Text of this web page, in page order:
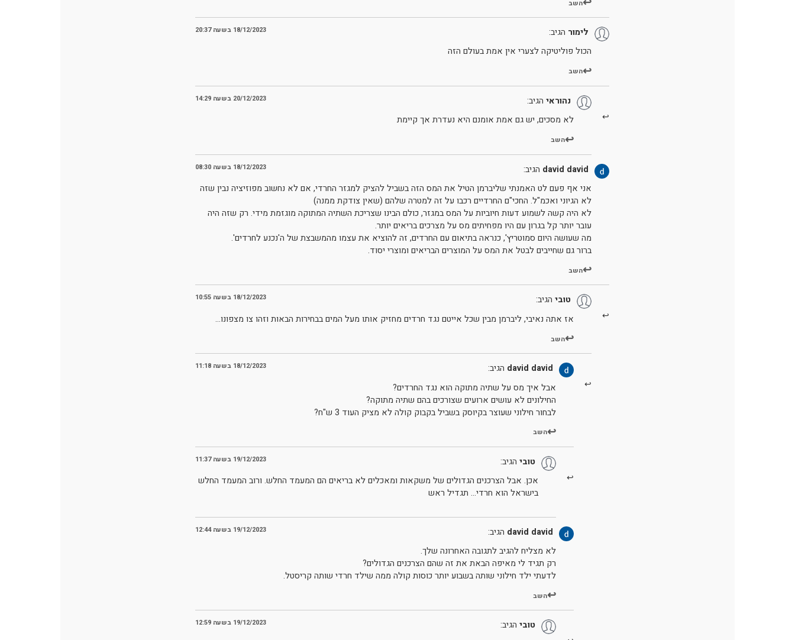
השב
לימור הגיב: 18/12/2023 בשעה 20:37
הכול פוליטיקה לצערי אין אמת בעולם הזה
השב
נהוראי הגיב: 20/12/2023 בשעה 14:29
לא מסכים, יש גם אמת אומנם היא נעדרת אך קיימת
השב
david david הגיב: 18/12/2023 בשעה 08:30
אני אף פעם לט האמנתי שליברמן הטיל את המס הזה בשביל להציק למגזר החרדי, אם לא נחשוב מפוזיציה נבין שזה
לא הגיוני ואכמ"ל. החכי"ם החרדיים רכבו על זה למטרה שלהם (שאין צודקת ממנה)
לא היה קשה לשמוע דעות חיוביות על המס במגזר, כולם הבינו שצריכת השתיה המתוקה מוגזמת מידי. רק שזה היה
עובר יותר קל בגרון עם היו מפחיתים מס על מצרכים בריאים יותר.
מה שעושה היום סמוטריץ', כנראה בתיאום עם החרדים, זה להוציא את עצמו מהמשבצת של ה'נכנע לחרדים'.
ברור גם שחייבים לבטל את המס על המוצרים הבריאים ומוצרי יסוד.
השב
טובי הגיב: 18/12/2023 בשעה 10:55
אז אתה נאיבי, ליברמן מבין שכל אייטם נגד חרדים מחזיק אותו מעל המים בבחירות הבאות וזהו צו מצפונו…
השב
david david הגיב: 18/12/2023 בשעה 11:18
אבל איך מס על שתיה מתוקה הוא נגד החרדים?
החילונים לא עושים ארועים שצורכים בהם שתיה מתוקה?
לבחור חילוני שעוצר בקיוסק בשביל בקבוק קולה לא מציק העוד 3 ש"ח?
השב
טובי הגיב: 19/12/2023 בשעה 11:37
אכן. אבל הצרכנים הגדולים של משקאות ומאכלים לא בריאים הם המעמד החלש. ורוב המעמד החלש
בישראל הוא חרדי… תגדיל ראש
david david הגיב: 19/12/2023 בשעה 12:44
לא מצליח להגיב לתגובה האחרונה שלך.
רק תגיד לי מאיפה הבאת את זה שהם הצרכנים הגדולים?
לדעתי ילד חילוני שותה בשבוע יותר כוסות קולה ממה שילד חרדי שותה קריסטל.
השב
טובי הגיב: 19/12/2023 בשעה 12:59